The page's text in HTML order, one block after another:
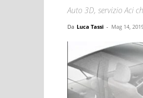
Auto 3D, servizio Aci
Da Luca Tassi - Mag 14,